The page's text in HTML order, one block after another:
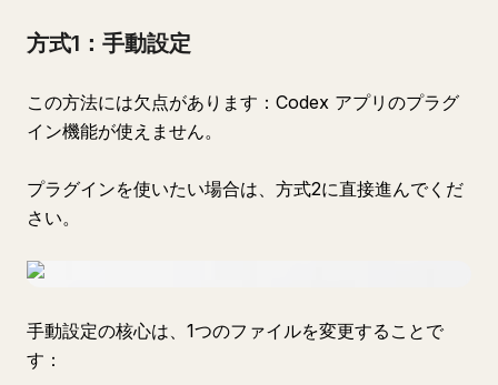
方式1：手動設定
この方法には欠点があります：Codex アプリのプラグ
イン機能が使えません。
プラグインを使いたい場合は、方式2に直接進んでくだ
さい。
手動設定の核心は、1つのファイルを変更することで
す：